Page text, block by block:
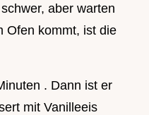
aber warten
Ofen kommt, ist die
. Dann ist er
mit Vanilleeis